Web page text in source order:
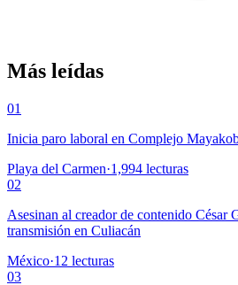
Más leídas
01
Inicia paro laboral en Complejo
Playa del Carmen·1,994 lecturas
02
Asesinan al creador de contenido César
transmisión en Culiacán
México·12 lecturas
03